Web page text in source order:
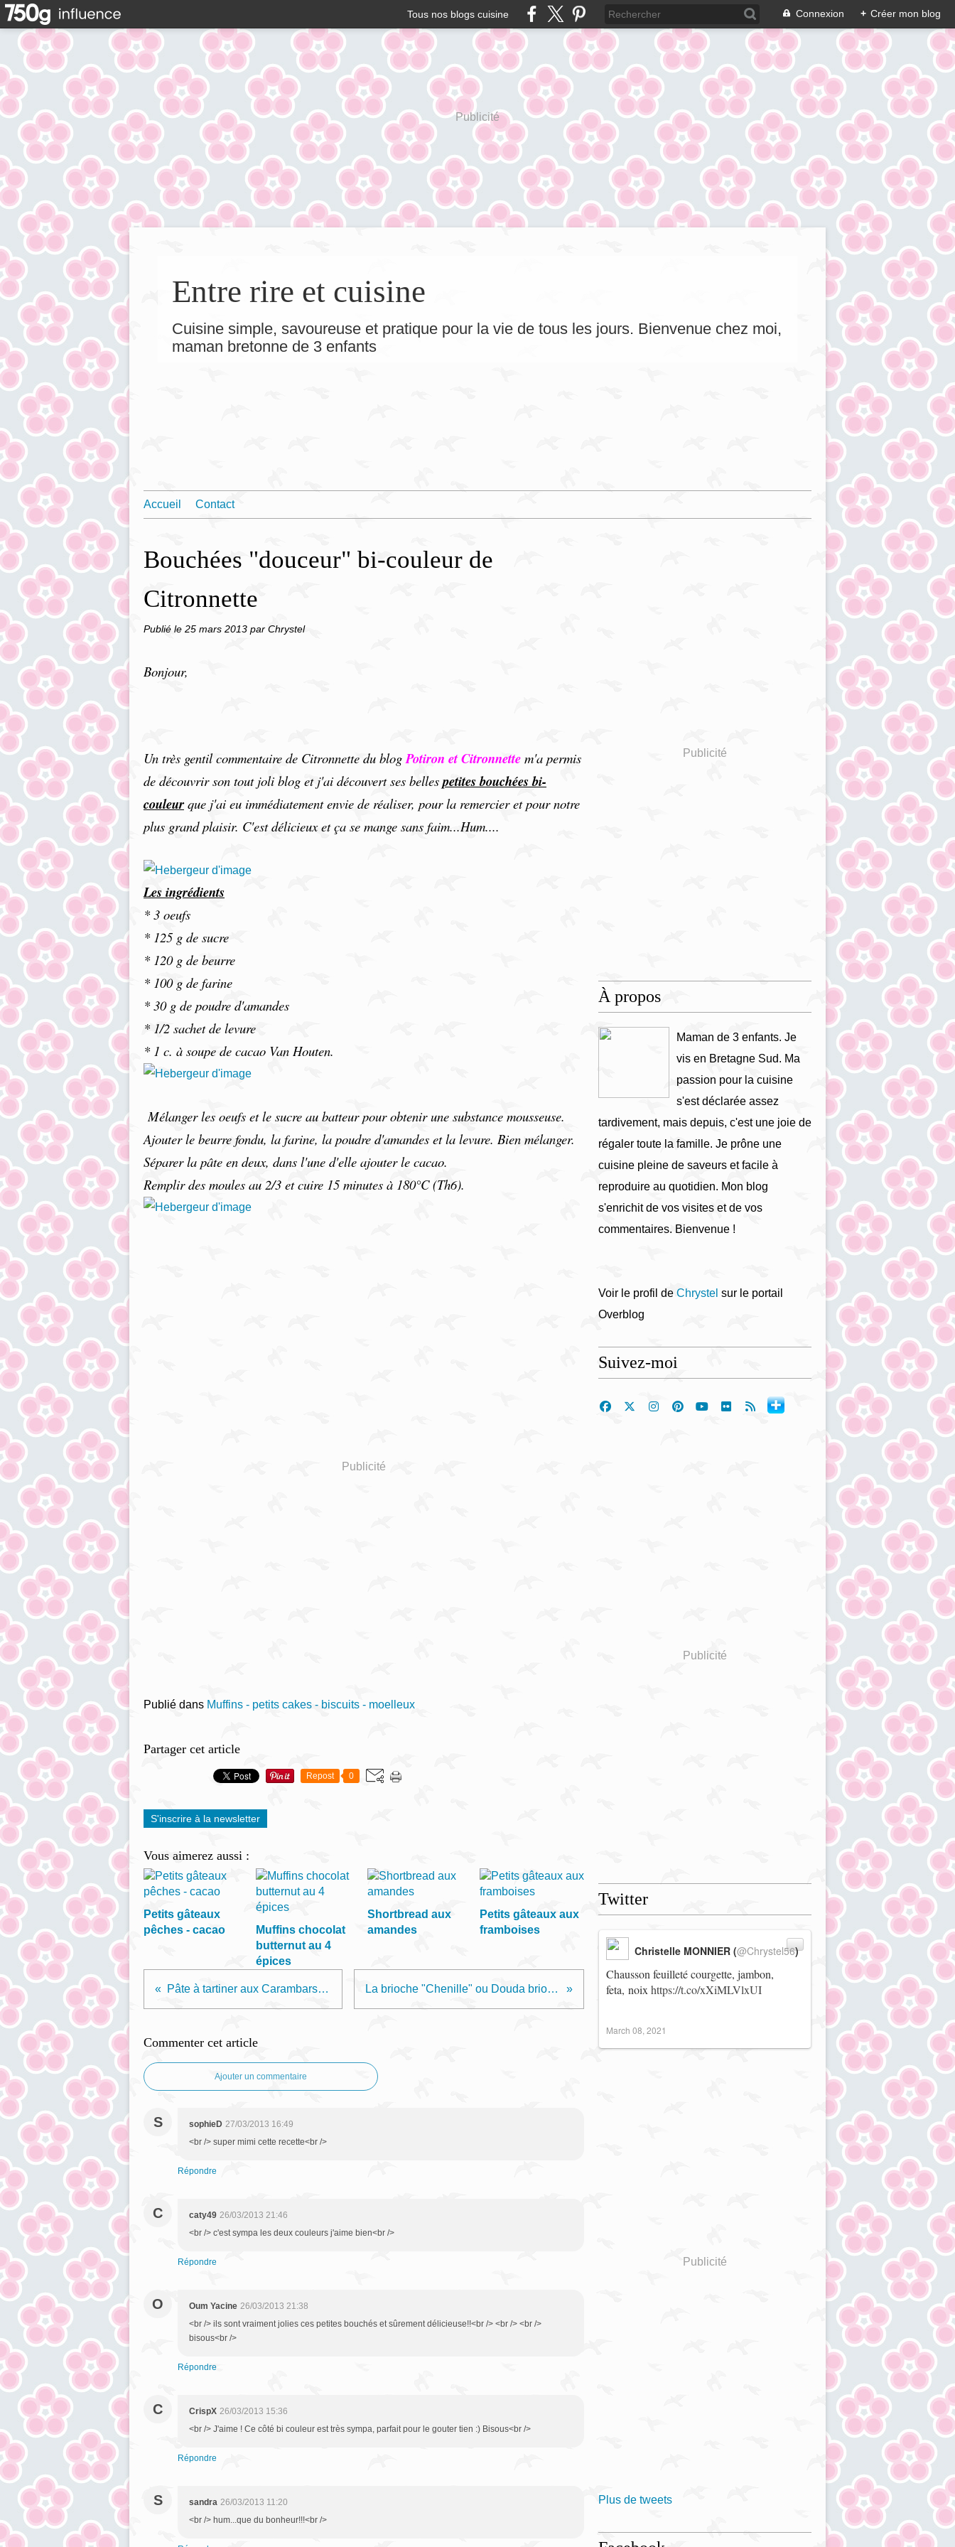
Tous nos blogs cuisine Connexion + Créer mon blog
Publicité
Entre rire et cuisine
Cuisine simple, savoureuse et pratique pour la vie de tous les jours. Bienvenue chez moi,
maman bretonne de 3 enfants
Accueil Contact
Bouchées "douceur" bi-couleur de
Citronnette
Publié le 25 mars 2013 par Chrystel
Bonjour,
Un très gentil commentaire de Citronnette du blog Potiron et Citronnette m'a permis
de découvrir son tout joli blog et j'ai découvert ses bellespetites bouchées bi-
couleurque j'ai eu immédiatement envie de réaliser, pour la remercier et pour notre
plus grand plaisir. C'est délicieux et ça se mange sans faim...Hum....
Les ingrédients
* 3 oeufs
* 125 g de sucre
* 120 g de beurre
* 100 g de farine
* 30 g de poudre d'amandes
*1/2 sachet de levure
* 1 c. à soupe de cacao Van Houten.
Mélanger les oeufs et le sucre au batteur pour obtenir une substance mousseuse.
Ajouter le beurre fondu, la farine, la poudre d'amandes et la levure. Bien mélanger.
Séparer la pâte en deux, dans l'une d'elle ajouter le cacao.
Remplir des moules au 2/3 et cuire 15 minutes à 180°C (Th6).
Publicité
Publié dans Muffins - petits cakes - biscuits - moelleux
Partager cet article
Repost 0
S'inscrire à la newsletter
Vous aimerez aussi :
Petits gâteaux
pêches - cacao
Muffins chocolat
butternut au 4
épices
Shortbread aux
amandes
Petits gâteaux aux
framboises
Pâte à tartiner aux Carambars et Purée de noisettes La brioche "Chenille" ou Douda briochée + Mises à l'honneur
Commenter cet article
Ajouter un commentaire
S sophieD 27/03/2013 16:49
<br /> super mimi cette recette<br />
Répondre
C caty49 26/03/2013 21:46
<br /> c'est sympa les deux couleurs j'aime bien<br />
Répondre
O Oum Yacine 26/03/2013 21:38
<br /> ils sont vraiment jolies ces petites bouchés et sûrement délicieuse!!<br /> <br /> <br />
bisous<br />
Répondre
C CrispX 26/03/2013 15:36
<br /> J'aime ! Ce côté bi couleur est très sympa, parfait pour le gouter tien :) Bisous<br />
Répondre
S sandra 26/03/2013 11:20
<br /> hum...que du bonheur!!!<br />
Publicité
À propos
Maman de 3 enfants. Je
vis en Bretagne Sud. Ma
passion pour la cuisine
s'est déclarée assez
tardivement, mais depuis, c'est une joie de
régaler toute la famille. Je prône une
cuisine pleine de saveurs et facile à
reproduire au quotidien. Mon blog
s'enrichit de vos visites et de vos
commentaires. Bienvenue !
Voir le profil de Chrystel sur le portail
Overblog
Suivez-moi
Publicité
Twitter
Chausson feuilleté courgette, jambon,
feta, noix https://t.co/xXiMLVlxUI
Christelle MONNIER (@Chrystel56)
March 08, 2021
Publicité
Plus de tweets